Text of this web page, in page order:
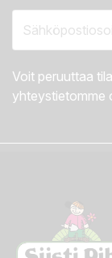
Voit peruuttaa
yhteystietomme